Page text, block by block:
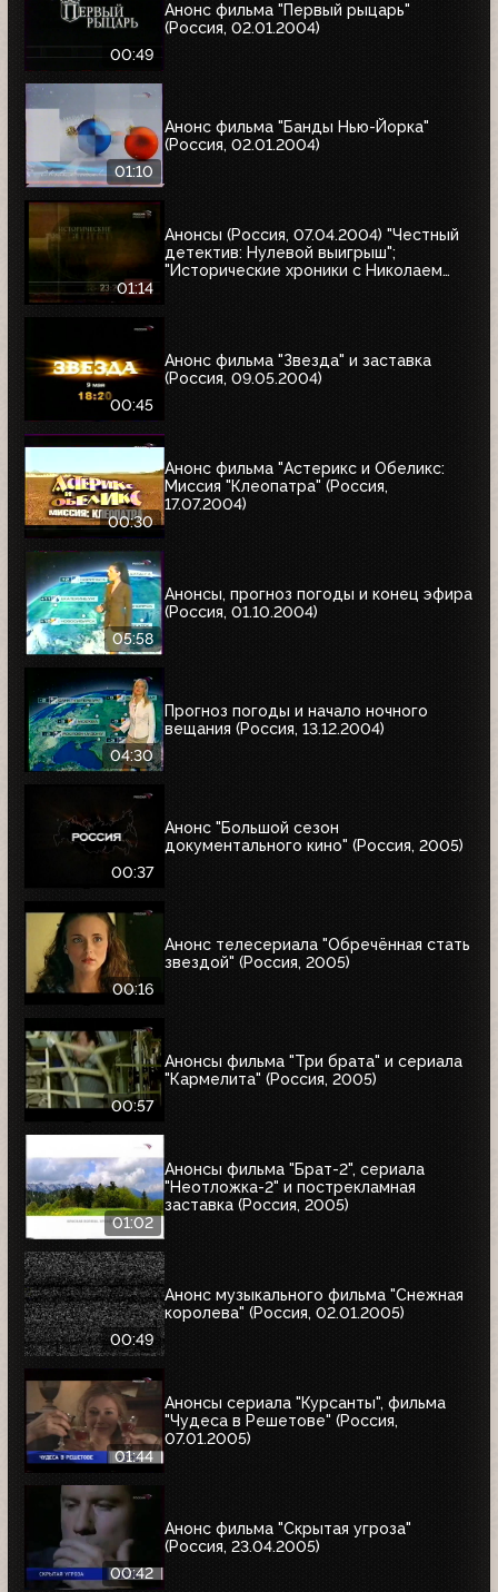
00:49
Анонс фильма "Первый рыцарь"
(Россия, 02.01.2004)
01:10
Анонс фильма "Банды Нью-Йорка"
(Россия, 02.01.2004)
01:14
Анонсы (Россия, 07.04.2004) "Честный
детектив: Нулевой выигрыш";
"Исторические хроники с Николаем
00:45
Анонс фильма "Звезда" и заставка
(Россия, 09.05.2004)
00:30
Анонс фильма "Астерикс и Обеликс:
Миссия "Клеопатра" (Россия,
17.07.2004)
05:58
Анонсы, прогноз погоды и конец эфира
(Россия, 01.10.2004)
04:30
Прогноз погоды и начало ночного
вещания (Россия, 13.12.2004)
00:37
Анонс "Большой сезон
документального кино" (Россия, 2005)
00:16
Анонс телесериала "Обречённая стать
звездой" (Россия, 2005)
00:57
Анонсы фильма "Три брата" и сериала
"Кармелита" (Россия, 2005)
01:02
Анонсы фильма "Брат-2", сериала
"Неотложка-2" и пострекламная
заставка (Россия, 2005)
00:49
Анонс музыкального фильма "Снежная
королева" (Россия, 02.01.2005)
01:44
Анонсы сериала "Курсанты", фильма
"Чудеса в Решетове" (Россия,
07.01.2005)
00:42
Анонс фильма "Скрытая угроза"
(Россия, 23.04.2005)